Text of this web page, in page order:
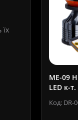
ME-09
LED к-т.
Код: DR-